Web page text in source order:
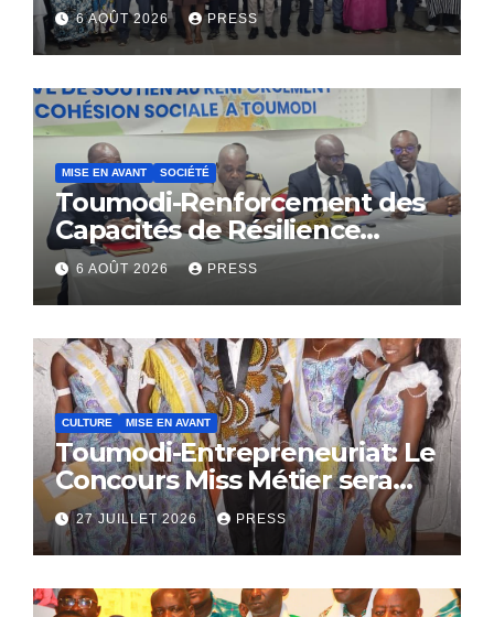
6 AOÛT 2026 PRESS
MISE EN AVANT SOCIÉTÉ
Toumodi-Renforcement des
Capacités de Résilience
Communautaire
6 AOÛT 2026 PRESS
CULTURE MISE EN AVANT
Toumodi-Entrepreneuriat: Le
Concours Miss Métier sera
bientôt lance.
27 JUILLET 2026 PRESS